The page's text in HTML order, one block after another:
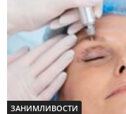
ЗАНИМЛИВОСТИ